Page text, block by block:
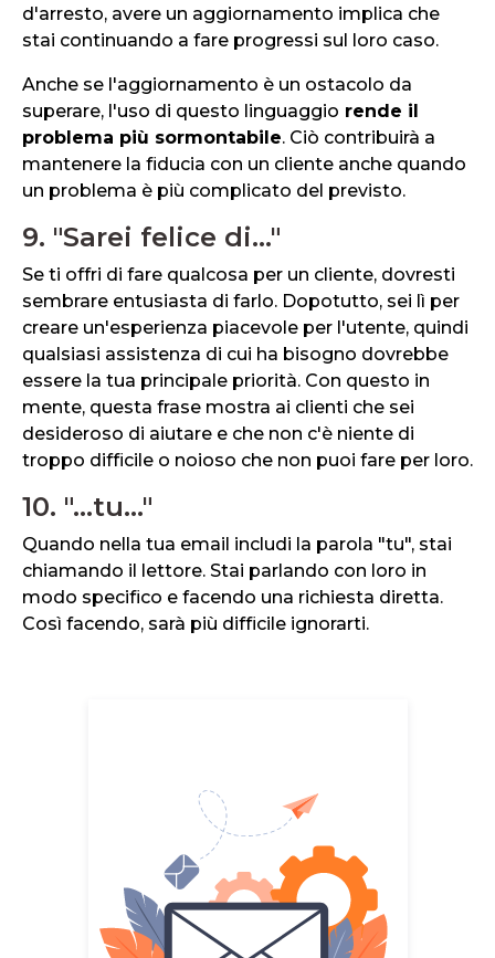
d'arresto, avere un aggiornamento implica che
stai continuando a fare progressi sul loro caso.
Anche se l'aggiornamento è un ostacolo da
superare, l'uso di questo linguaggio rende il
problema più sormontabile. Ciò contribuirà a
mantenere la fiducia con un cliente anche quando
un problema è più complicato del previsto.
9. "Sarei felice di..."
Se ti offri di fare qualcosa per un cliente, dovresti
sembrare entusiasta di farlo. Dopotutto, sei lì per
creare un'esperienza piacevole per l'utente, quindi
qualsiasi assistenza di cui ha bisogno dovrebbe
essere la tua principale priorità. Con questo in
mente, questa frase mostra ai clienti che sei
desideroso di aiutare e che non c'è niente di
troppo difficile o noioso che non puoi fare per loro.
10. "...tu..."
Quando nella tua email includi la parola "tu", stai
chiamando il lettore. Stai parlando con loro in
modo specifico e facendo una richiesta diretta.
Così facendo, sarà più difficile ignorarti.